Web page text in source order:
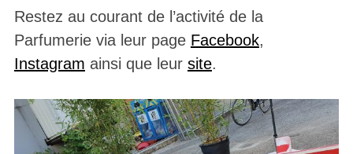
Restez au courant de l’activité de la
Parfumerie via leur page Facebook,
Instagram ainsi que leur site.